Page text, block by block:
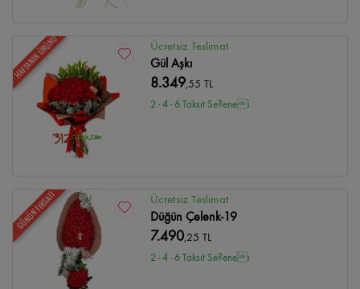
HAFTANIN ÜRÜNÜ Ücretsiz Teslimat
Gül Aşkı
8.349,55 TL
2 - 4 - 6 Taksit Se?enei
GÜNÜN FIRSATI Ücretsiz Teslimat
Düğün Çelenk-19
7.490,25 TL
2 - 4 - 6 Taksit Se?enei